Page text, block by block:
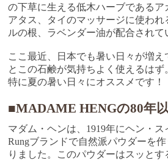
の下草に生える低木ハーブであるア
アタス、タイのマッサージに使わ
ルの根、ラベンダー油が配合されて
ここ最近、日本でも暑い日々が増え
とこの石鹸が気持ちよく使えるはず
特に夏の暑い日々にオススメです！
■MADAME HENGの80年
マダム・ヘンは、1919年にヘン・ス
Rungブランドで自然派パウダーを
りました。このパウダーはスッと